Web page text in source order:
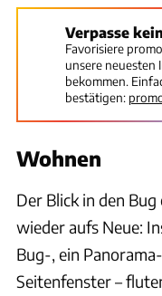
Verpasse
Favorisiere
unsere neuesten
bekommen.
bestätigen:
Wohnen
Der Blick in den
wieder aufs Neue:
Bug-, ein
Seitenfenster –